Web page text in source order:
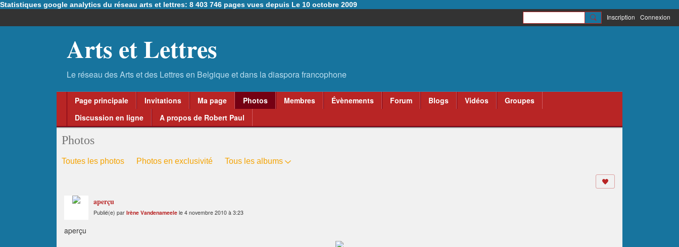
Statistiques google analytics du réseau arts et lettres: 8 403 746 pages vues depuis Le 10 octobre 2009
Inscription Connexion
Arts et Lettres
Page principale Invitations Ma page Photos Membres Évènements Forum Blogs Vidéos
Groupes
Discussion en ligne
A propos de Robert Paul
Photos
Toutes les photos Photos en exclusivité Tous les albums
aperçu
Publié(e) par Irène Vandenameele le 4 novembre 2010 à 3:23
aperçu